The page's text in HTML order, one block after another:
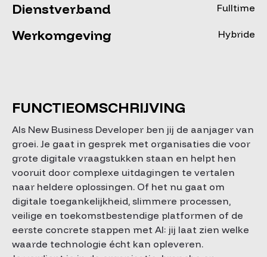
Dienstverband Fulltime
Werkomgeving Hybride
FUNCTIEOMSCHRIJVING
Als New Business Developer ben jij de aanjager van
groei. Je gaat in gesprek met organisaties die voor
grote digitale vraagstukken staan en helpt hen
vooruit door complexe uitdagingen te vertalen
naar heldere oplossingen. Of het nu gaat om
digitale toegankelijkheid, slimmere processen,
veilige en toekomstbestendige platformen of de
eerste concrete stappen met AI: jij laat zien welke
waarde technologie écht kan opleveren.